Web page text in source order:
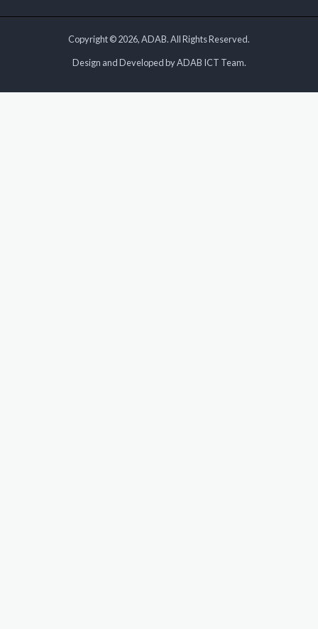
Copyright © 2026, ADAB. All Rights Reserved.
Design and Developed by ADAB ICT Team.